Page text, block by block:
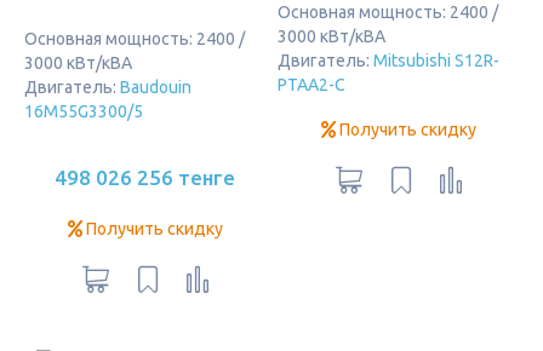
Основная мощность: 2400 /
3000 кВт/кВА
Двигатель: Baudouin
16M55G3300/5
498 026 256 тенге
Получить скидку
Основная мощность: 2400 /
3000 кВт/кВА
Двигатель: Mitsubishi S12R-
PTAA2-C
Получить скидку